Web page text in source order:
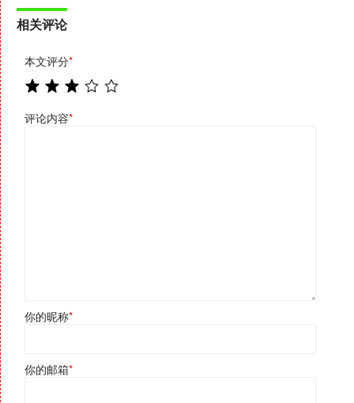
相关评论
本文评分*
评论内容*
你的昵称*
你的邮箱*